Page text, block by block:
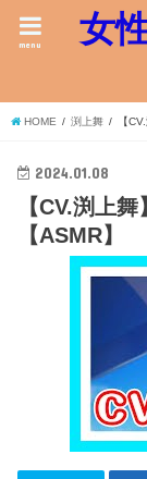
女
menu
HOME 渕上舞 【
2024.01.08
【CV.渕上
【ASMR】